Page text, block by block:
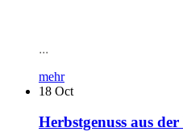
...
mehr
18 Oct
Herbstgenuss aus